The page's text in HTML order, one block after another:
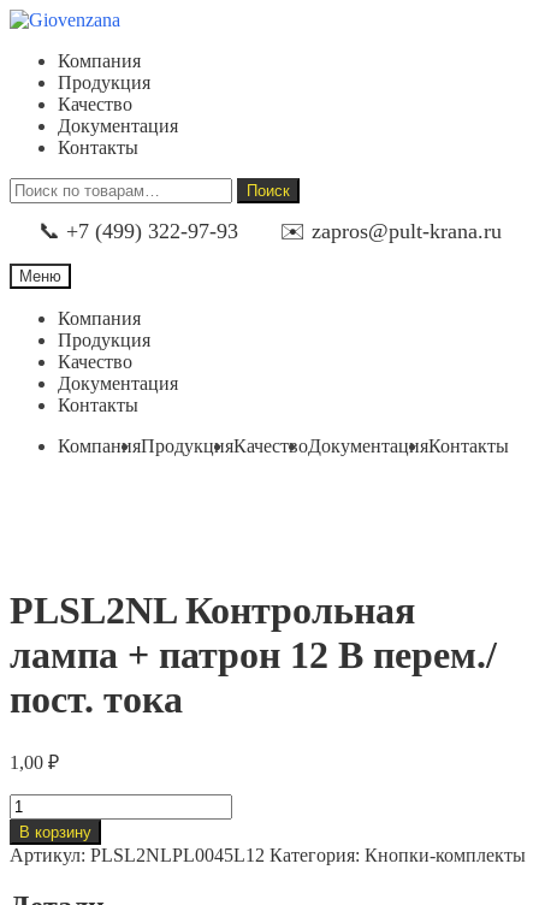
Перейти
навигации
Перейти
содержимому
Компания
Продукция
Качество
Документация
Контакты
Искать:
Поиск
📞 +7 (499) 322-97-93 ✉️ zapros@pult-krana.ru
Меню
Компания
Продукция
Качество
Документация
Контакты
КомпанияПродукцияКачествоДокументацияКонтакты
PLSL2NL Контрольная
лампа + патрон 12 В перем./
пост. тока
1,00 ₽
Количество
товара
PLSL2NL
Контрольная
В корзину
Артикул: PLSL2NLPL0045L12 Категория: Кнопки-комплекты